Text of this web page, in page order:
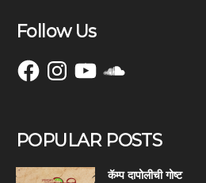
Follow Us
FacebookInstagramYouTubeSoundCloud
POPULAR POSTS
कॅम्प दापोलीची गोष्ट